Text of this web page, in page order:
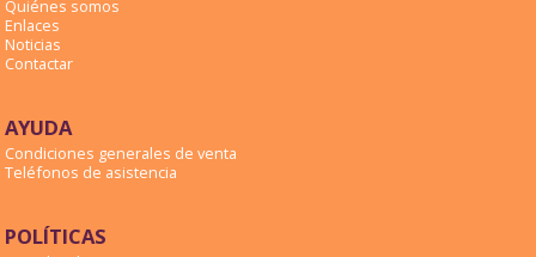
Quiénes somos
Enlaces
Noticias
Contactar
AYUDA
Condiciones generales de venta
Teléfonos de asistencia
POLÍTICAS